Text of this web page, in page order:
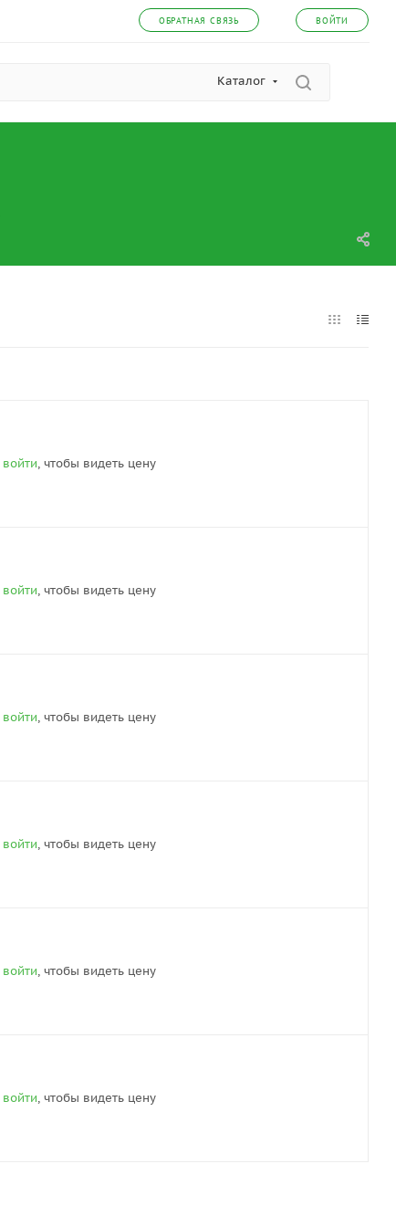
ОБРАТНАЯ СВЯЗЬ ВОЙТИ
Каталог
войти, чтобы видеть цену
войти, чтобы видеть цену
войти, чтобы видеть цену
войти, чтобы видеть цену
войти, чтобы видеть цену
войти, чтобы видеть цену